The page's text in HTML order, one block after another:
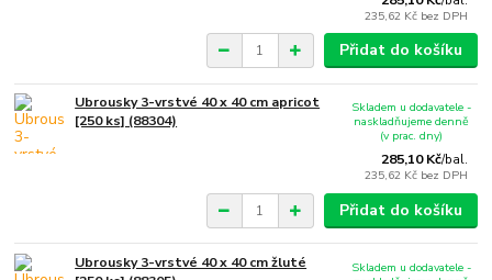
235,62 Kč bez DPH
Přidat do košíku
Ubrousky 3-vrstvé 40 x 40 cm apricot
[250 ks] (88304)
285,10 Kč/bal.
235,62 Kč bez DPH
Skladem u dodavatele -
naskladňujeme denně
(v prac. dny)
Přidat do košíku
Ubrousky 3-vrstvé 40 x 40 cm žluté
Skladem u dodavatele -